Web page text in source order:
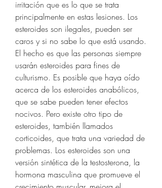
irritación que es lo que se trata
principalmente en estas lesiones. Los
esteroides son ilegales, pueden ser
caros y si no sabe lo que está usando.
El hecho es que las personas siempre
usarán esteroides para fines de
culturismo. Es posible que haya oído
acerca de los esteroides anabólicos,
que se sabe pueden tener efectos
nocivos. Pero existe otro tipo de
esteroides, también llamados
corticoides, que trata una variedad de
problemas. Los esteroides son una
versión sintética de la testosterona, la
hormona masculina que promueve el